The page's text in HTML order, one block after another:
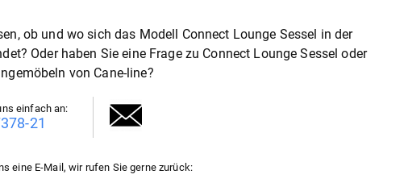
ob und wo sich das Modell Connect Lounge Sessel in der
Oder haben Sie eine Frage zu Connect Lounge Sessel oder
von Cane-line?
einfach an:
21
eine E-Mail, wir rufen Sie gerne zurück: